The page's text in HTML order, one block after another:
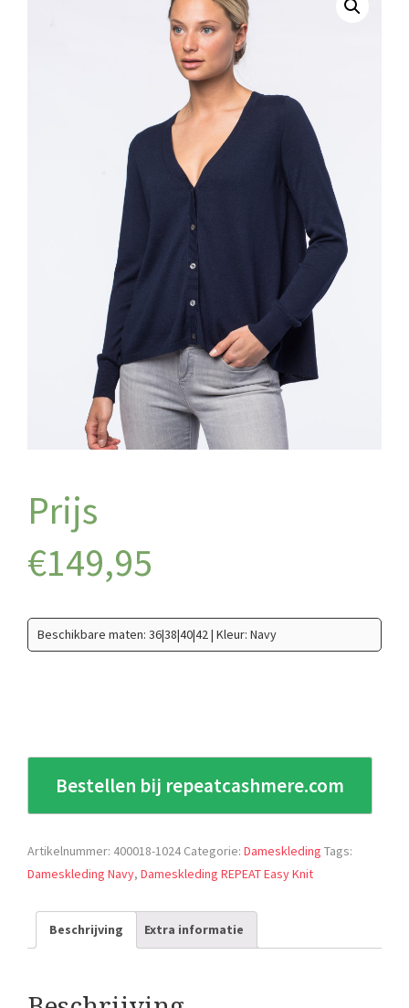
€149,95
Beschikbare maten: 36|38|40|42 | Kleur: Navy
Bestellen bij repeatcashmere.com
Artikelnummer: 400018-1024 Categorie: Dameskleding Tags:
Dameskleding Navy, Dameskleding REPEAT Easy Knit
Beschrijving Extra informatie